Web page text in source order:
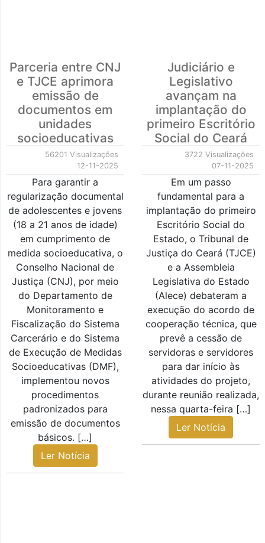
Parceria entre CNJ
e TJCE aprimora
emissão de
documentos em
unidades
socioeducativas
56201 Visualizações
12-11-2025
Para garantir a
regularização documental
de adolescentes e jovens
(18 a 21 anos de idade)
em cumprimento de
medida socioeducativa, o
Conselho Nacional de
Justiça (CNJ), por meio
do Departamento de
Monitoramento e
Fiscalização do Sistema
Carcerário e do Sistema
de Execução de Medidas
Socioeducativas (DMF),
implementou novos
procedimentos
padronizados para
emissão de documentos
básicos. […]
Ler Notícia
Judiciário e
Legislativo
avançam na
implantação do
primeiro Escritório
Social do Ceará
3722 Visualizações
07-11-2025
Em um passo
fundamental para a
implantação do primeiro
Escritório Social do
Estado, o Tribunal de
Justiça do Ceará (TJCE)
e a Assembleia
Legislativa do Estado
(Alece) debateram a
execução do acordo de
cooperação técnica, que
prevê a cessão de
servidoras e servidores
para dar início às
atividades do projeto,
durante reunião realizada,
nessa quarta-feira […]
Ler Notícia